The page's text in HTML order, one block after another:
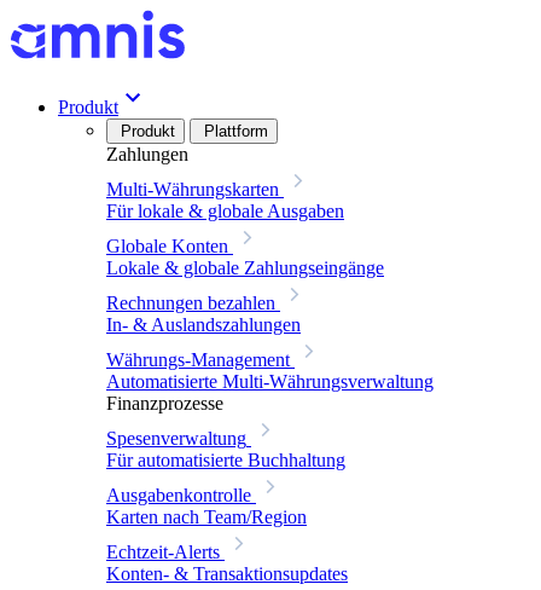
Produkt
Produkt Plattform
Zahlungen
Multi-Währungskarten
Für lokale & globale Ausgaben
Globale Konten
Lokale & globale Zahlungseingänge
Rechnungen bezahlen
In- & Auslandszahlungen
Währungs-Management
Automatisierte Multi-Währungsverwaltung
Finanzprozesse
Spesenverwaltung
Für automatisierte Buchhaltung
Ausgabenkontrolle
Karten nach Team/Region
Echtzeit-Alerts
Konten- & Transaktionsupdates